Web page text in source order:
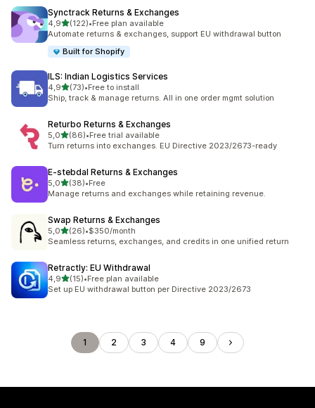
Synctrack Returns & Exchanges
4,9z 5 hvězd
(122)
Celkový počet recenzí: 122
•Free plan available
Automate returns & exchanges, support EU withdrawal button
Built for Shopify
ILS: Indian Logistics Services
4,9z 5 hvězd
(73)
Celkový počet recenzí: 73
•Free to install
Ship, track & manage returns. All in one order mgmt solution
Returbo Returns & Exchanges
5,0z 5 hvězd
(86)
Celkový počet recenzí: 86
•Free trial available
Turn returns into exchanges. EU Directive 2023/2673-ready
E‑stebdal Returns & Exchanges
5,0z 5 hvězd
(38)
Celkový počet recenzí: 38
•Free
Manage returns and exchanges while retaining revenue.
Swap Returns & Exchanges
5,0z 5 hvězd
(26)
Celkový počet recenzí: 26
•$350/month
Seamless returns, exchanges, and credits in one unified return
Retractly: EU Withdrawal
4,9z 5 hvězd
(15)
Celkový počet recenzí: 15
•Free plan available
Set up EU withdrawal button per Directive 2023/2673
1 2 3 4 9